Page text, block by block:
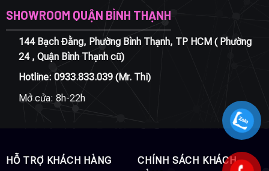
SHOWROOM QUẬN BÌNH THẠNH
144 Bạch Đằng, Phường Bình Thạnh, TP HCM ( Phường
24 , Quận Bình Thạnh cũ)
Hotline: 0933.833.039(Mr. Thi)
Mở cửa: 8h-22h
HỖ TRỢ KHÁCH HÀNG
CHÍNH SÁCH KHÁCH